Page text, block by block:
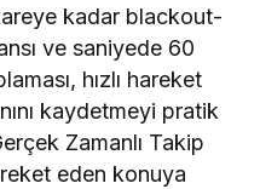
kadar blackout-
ve saniyede 60
hızlı hareket
kaydetmeyi pratik
Zamanlı Takip
eden konuya